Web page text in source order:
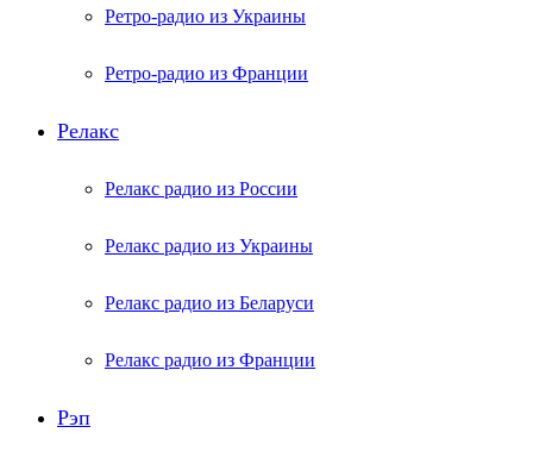
Ретро-радио из Украины
Ретро-радио из Франции
Релакс
Релакс радио из России
Релакс радио из Украины
Релакс радио из Беларуси
Релакс радио из Франции
Рэп